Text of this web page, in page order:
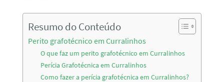
Resumo do Conteúdo
Perito grafotécnico em Curralinhos
O que faz um perito grafotécnico em Curralinhos
Perícia Grafotécnica em Curralinhos
Como fazer a perícia grafotécnica em Curralinhos?